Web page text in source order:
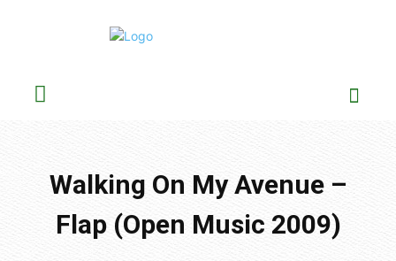
Walking On My Avenue –
Flap (Open Music 2009)